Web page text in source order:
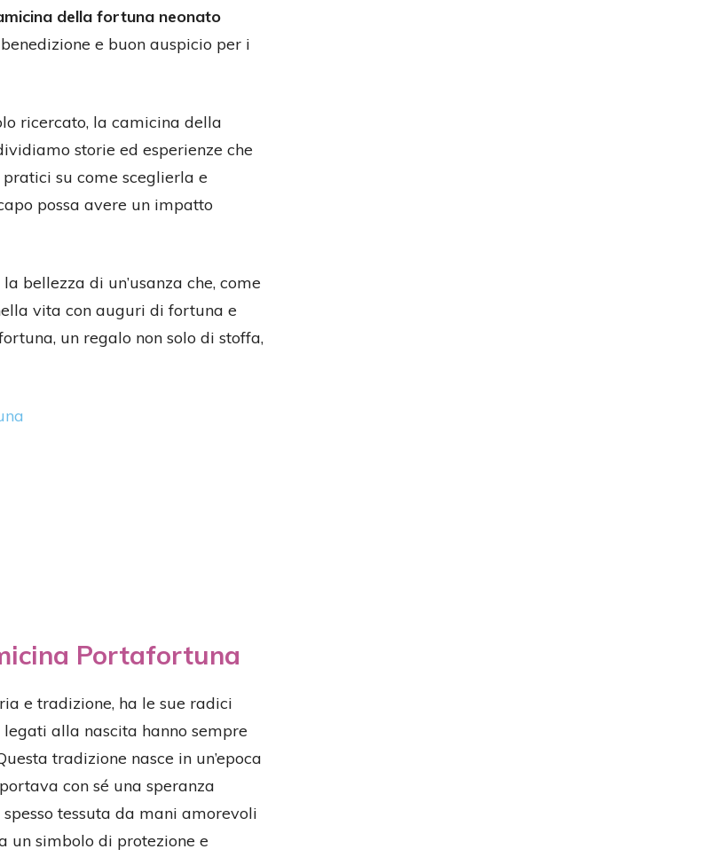
della fortuna neonato
e buon auspicio per i
ricercato, la camicina della
storie ed esperienze che
su come sceglierla e
possa avere un impatto
bellezza di un’usanza che, come
vita con auguri di fortuna e
un regalo non solo di stoffa,
Portafortuna
e tradizione, ha le sue radici
alla nascita hanno sempre
tradizione nasce in un’epoca
con sé una speranza
tessuta da mani amorevoli
un simbolo di protezione e